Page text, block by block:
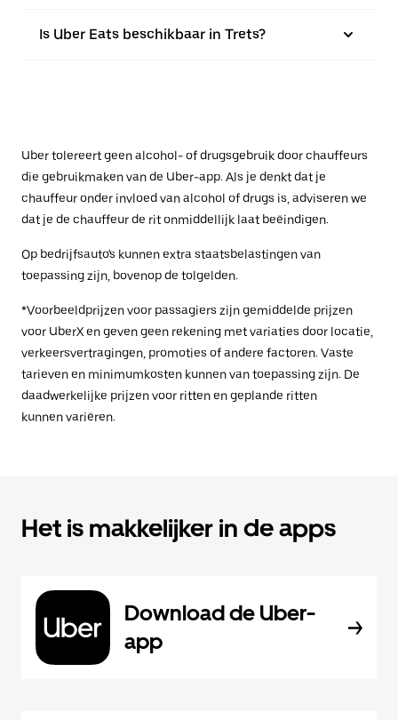
Is Uber Eats beschikbaar in Trets?
Uber tolereert geen alcohol- of drugsgebruik door chauffeurs
die gebruikmaken van de Uber-app. Als je denkt dat je
chauffeur onder invloed van alcohol of drugs is, adviseren we
dat je de chauffeur de rit onmiddellijk laat beëindigen.
Op bedrijfsauto's kunnen extra staatsbelastingen van
toepassing zijn, bovenop de tolgelden.
*Voorbeeldprijzen voor passagiers zijn gemiddelde prijzen
voor UberX en geven geen rekening met variaties door locatie,
verkeersvertragingen, promoties of andere factoren. Vaste
tarieven en minimumkosten kunnen van toepassing zijn. De
daadwerkelijke prijzen voor ritten en geplande ritten
kunnen variëren.
Het is makkelijker in de apps
Download de Uber-
app